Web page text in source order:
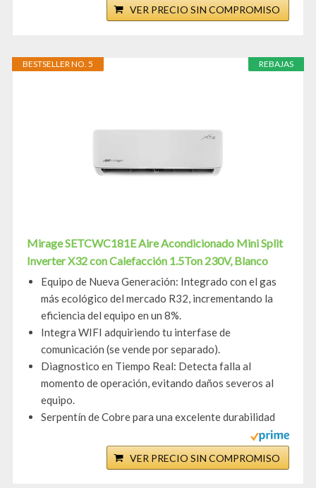
VER PRECIO SIN COMPROMISO
REBAJAS
BESTSELLER NO. 5
Mirage SETCWC181E Aire Acondicionado Mini Split
Inverter X32 con Calefacción 1.5Ton 230V, Blanco
Equipo de Nueva Generación: Integrado con el gas
más ecológico del mercado R32, incrementando la
eficiencia del equipo en un 8%.
Integra WIFI adquiriendo tu interfase de
comunicación (se vende por separado).
Diagnostico en Tiempo Real: Detecta falla al
momento de operación, evitando daños severos al
equipo.
Serpentín de Cobre para una excelente durabilidad
VER PRECIO SIN COMPROMISO